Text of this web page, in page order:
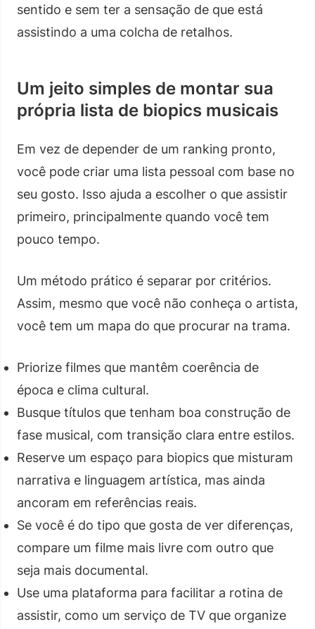
sentido e sem ter a sensação de que está
assistindo a uma colcha de retalhos.
Um jeito simples de montar sua
própria lista de biopics musicais
Em vez de depender de um ranking pronto,
você pode criar uma lista pessoal com base no
seu gosto. Isso ajuda a escolher o que assistir
primeiro, principalmente quando você tem
pouco tempo.
Um método prático é separar por critérios.
Assim, mesmo que você não conheça o artista,
você tem um mapa do que procurar na trama.
Priorize filmes que mantêm coerência de
época e clima cultural.
Busque títulos que tenham boa construção de
fase musical, com transição clara entre estilos.
Reserve um espaço para biopics que misturam
narrativa e linguagem artística, mas ainda
ancoram em referências reais.
Se você é do tipo que gosta de ver diferenças,
compare um filme mais livre com outro que
seja mais documental.
Use uma plataforma para facilitar a rotina de
assistir, como um serviço de TV que organize